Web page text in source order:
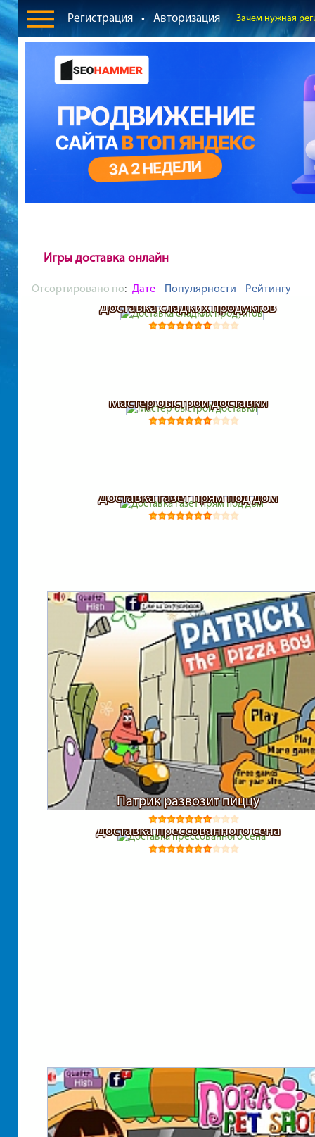
Регистрация • Авторизация Зачем нужная
Игры доставка онлайн
Отсортировано по: Дате Популярности Рейтингу
Доставка сладких продуктов
Мастер быстрой доставки
Доставка газет прям под дом
Патрик развозит пиццу
Доставка прессованного сена